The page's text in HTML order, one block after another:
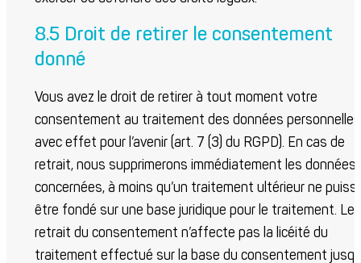
8.5 Droit de retirer le consentement
donné
Vous avez le droit de retirer à tout moment votre
consentement au traitement des données personnelles
avec effet pour l’avenir (art. 7 (3) du RGPD). En cas de
retrait, nous supprimerons immédiatement les données
concernées, à moins qu’un traitement ultérieur ne
être fondé sur une base juridique pour le traitement. Le
retrait du consentement n’affecte pas la licéité du
traitement effectué sur la base du consentement